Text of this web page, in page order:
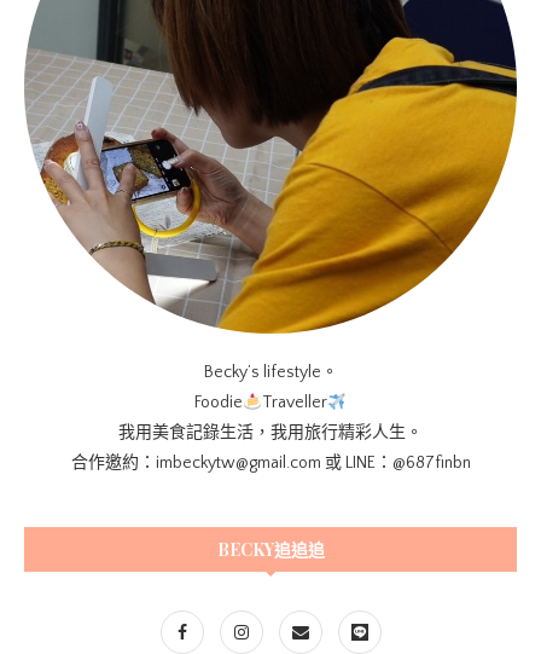
Becky’s lifestyle。
Foodie
Traveller
我用美食記錄生活，我用旅行精彩人生。
合作邀約：imbeckytw@gmail.com 或 LINE：@687finbn
BECKY追追追